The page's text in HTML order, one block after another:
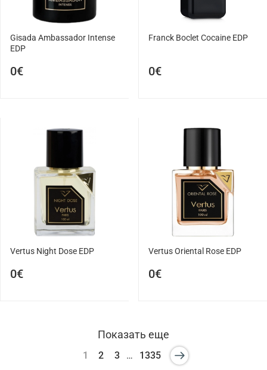
Gisada Ambassador Intense
EDP
0€
Franck Boclet Cocaine EDP
0€
Vertus Night Dose EDP
0€
Vertus Oriental Rose EDP
0€
Показать еще
1 2 3 … 1335